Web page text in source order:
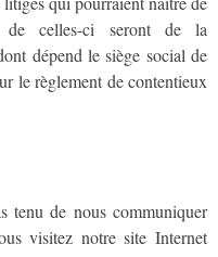
de celles-ci seront de la
dépend le siège social de
le règlement de contentieux
tenu de nous communiquer
visitez notre site Internet